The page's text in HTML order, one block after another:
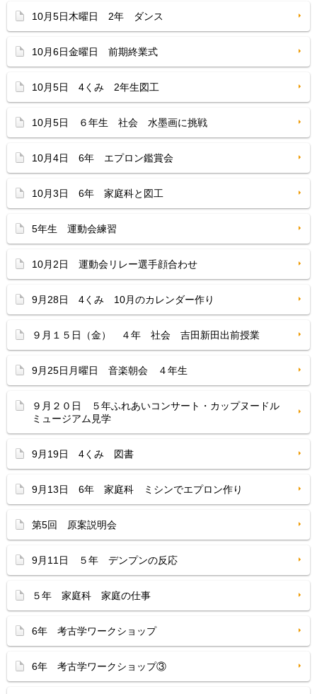
10月5日木曜日 2年 ダンス
10月6日金曜日 前期終業式
10月5日 4くみ 2年生図工
10月5日 ６年生 社会 水墨画に挑戦
10月4日 6年 エプロン鑑賞会
10月3日 6年 家庭科と図工
5年生 運動会練習
10月2日 運動会リレー選手顔合わせ
9月28日 4くみ 10月のカレンダー作り
９月１５日（金） ４年 社会 吉田新田出前授業
9月25日月曜日 音楽朝会 ４年生
９月２０日 ５年ふれあいコンサート・カップヌードル
ミュージアム見学
9月19日 4くみ 図書
9月13日 6年 家庭科 ミシンでエプロン作り
第5回 原案説明会
9月11日 ５年 デンプンの反応
５年 家庭科 家庭の仕事
6年 考古学ワークショップ
6年 考古学ワークショップ③